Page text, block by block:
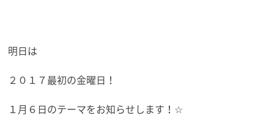
明日は
２０１７最初の金曜日！
１月６日のテーマをお知らせします！☆